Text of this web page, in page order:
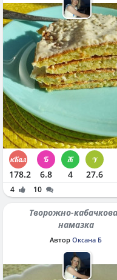
178.2 6.8 4 27.6
4 10
Творожно-кабачковая
намазка
Автор Оксана Б